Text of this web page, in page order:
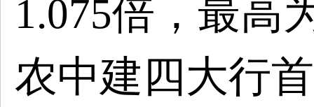
1.075倍，最高
农中建四大行